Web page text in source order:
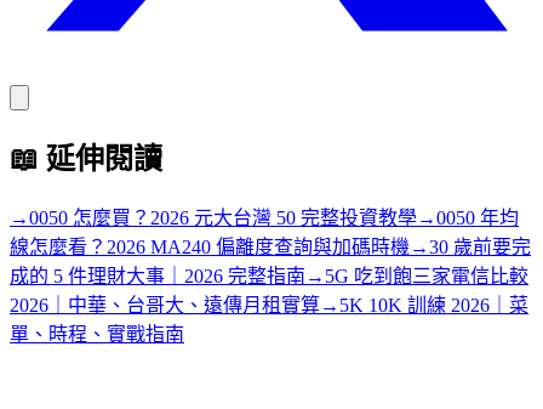
📖 延伸閱讀
→0050 怎麼買？2026 元大台灣 50 完整投資教學→0050 年均
線怎麼看？2026 MA240 偏離度查詢與加碼時機 →30 歲前要完
成的 5 件理財大事｜2026 完整指南 → 5G 吃到飽三家電信比較
2026｜中華、台哥大、遠傳月租實算→ 5K 10K 訓練 2026｜菜
單、時程、實戰指南